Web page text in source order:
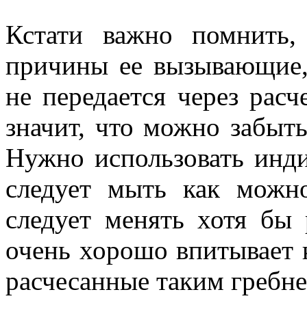
Кстати важно
причины ее
не передается через
значит, что можно
Нужно использовать
следует мыть как
следует менять хотя бы
очень хорошо
расчесанные таким